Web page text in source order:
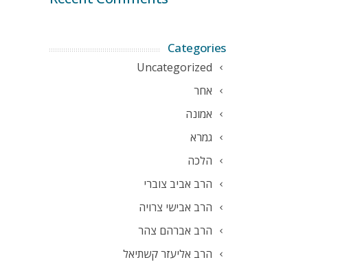
Categories
Uncategorized
אחר
אמונה
גמרא
הלכה
הרב אביב צוברי
הרב אבישי צרויה
הרב אברהם צהר
הרב אליעזר קשתיאל